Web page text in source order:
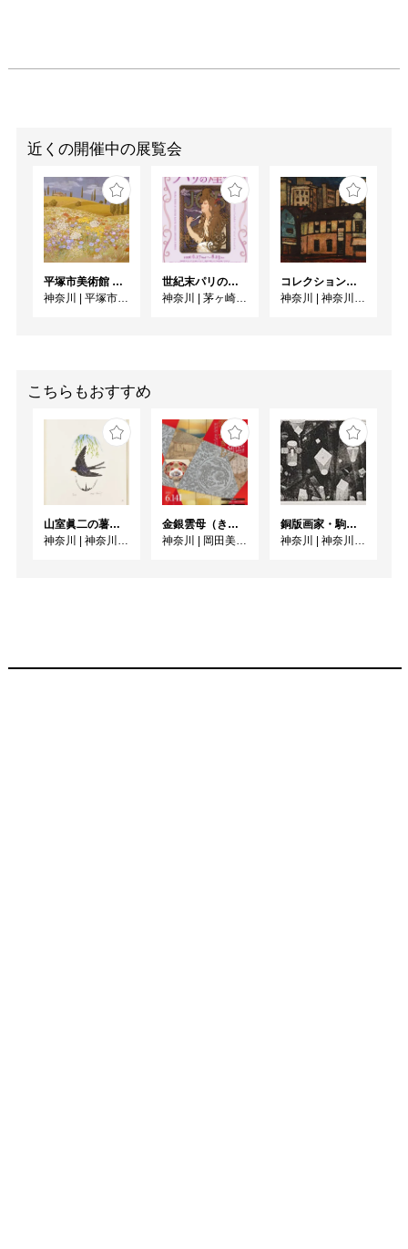
近くの開催中の展覧会
平塚市美術館 特集展 花の表現、その多様性／特別展示 新収蔵品展
神奈川
平塚市美術館
世紀末パリの煌めき ーOGATAコレクションにみるミュシャ、シェレ、ロートレック
神奈川
茅ヶ崎市美術館
コレクション展「鎌倉近代美術館」と昭和の美術
神奈川
神奈川県立近代美術館 葉山
こちらもおすすめ
山室眞二の薯（いも）版画〈かまくら博物誌〉/ 併陳 コレクション 暮らしの中で
神奈川
神奈川県立近代美術館 鎌倉別館
金銀雲母（きら）きら ーかがやきの日本美術ー
神奈川
岡田美術館
銅版画家・駒井哲郎 掌上にひろがる星座のように
神奈川
神奈川県立近代美術館 葉山